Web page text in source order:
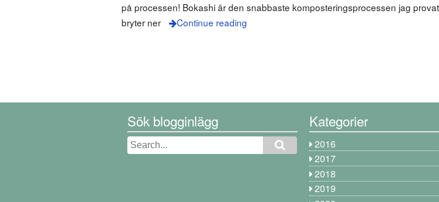
på processen! Bokashi är den snabbaste komposteringsprocessen jag
bryter ner
Continue reading
Sök blogginlägg Kategorier
2016
2017
2018
2019